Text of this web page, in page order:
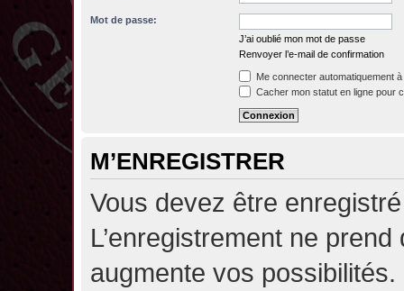
Mot de passe:
J’ai oublié mon mot de passe
Renvoyer l’e-mail de confirmation
Me connecter automatiquement
Cacher mon statut en ligne pour
M’ENREGISTRER
Vous devez être
L’enregistrement ne
augmente vos possibilités.